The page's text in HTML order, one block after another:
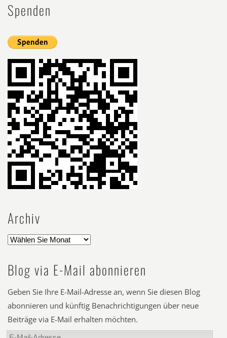
Spenden
Archiv
Blog via E-Mail abonnieren
Geben Sie Ihre E-Mail-Adresse an, wenn Sie diesen Blog
abonnieren und künftig Benachrichtigungen über neue
Beiträge via E-Mail erhalten möchten.
E-